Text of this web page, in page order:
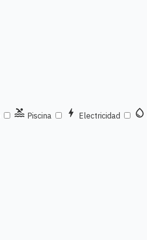
pool Piscina bolt Electricidad water_drop